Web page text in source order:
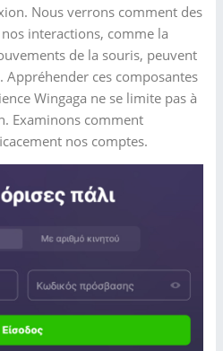
Nous verrons comment des
interactions, comme la
de la souris, peuvent
Appréhender ces composantes
Wingaga ne se limite pas à
Examinons comment
nos comptes.